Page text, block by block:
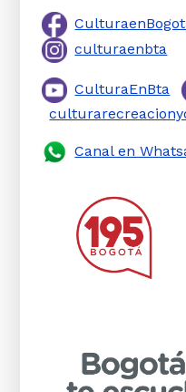
culturaenbta
CulturaEnBta
Canal en